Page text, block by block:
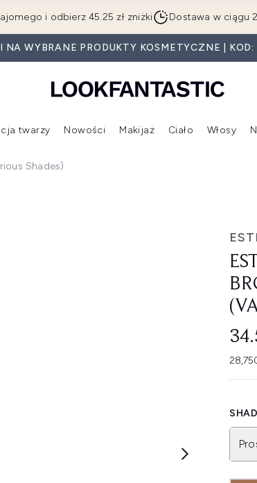
Przejdź do głównej treści
i odbierz 45.25 zł zniżki Dostawa w ciągu
NA WYBRANE PRODUKTY KOSMETYCZNE | KOD:
Wejdź do podmenu (Beauty Box)
Wejdź do podmenu (Marki)
twarzy
Wejdź do podmenu (Pielęgnacja twarzy)
Nowości
Wejdź do podmenu
Makijaż Ciało Włosy
Shades)